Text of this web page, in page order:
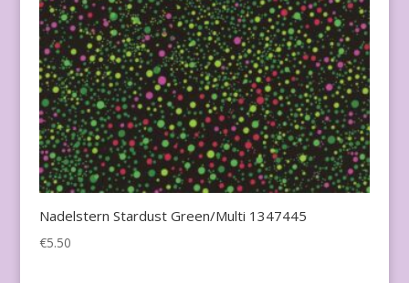
Nadelstern Stardust Green/Multi 1347445
€5.50